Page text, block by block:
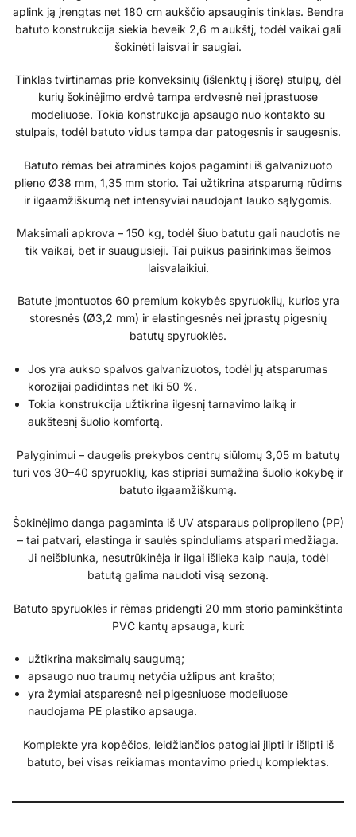
aplink ją įrengtas net 180 cm aukščio apsauginis tinklas. Bendra
batuto konstrukcija siekia beveik 2,6 m aukštį, todėl vaikai gali
šokinėti laisvai ir saugiai.
Tinklas tvirtinamas prie konveksinių (išlenktų į išorę) stulpų, dėl
kurių šokinėjimo erdvė tampa erdvesnė nei įprastuose
modeliuose. Tokia konstrukcija apsaugo nuo kontakto su
stulpais, todėl batuto vidus tampa dar patogesnis ir saugesnis.
Batuto rėmas bei atraminės kojos pagaminti iš galvanizuoto
plieno Ø38 mm, 1,35 mm storio. Tai užtikrina atsparumą rūdims
ir ilgaamžiškumą net intensyviai naudojant lauko sąlygomis.
Maksimali apkrova – 150 kg, todėl šiuo batutu gali naudotis ne
tik vaikai, bet ir suaugusieji. Tai puikus pasirinkimas šeimos
laisvalaikiui.
Batute įmontuotos 60 premium kokybės spyruoklių, kurios yra
storesnės (Ø3,2 mm) ir elastingesnės nei įprastų pigesnių
batutų spyruoklės.
Jos yra aukso spalvos galvanizuotos, todėl jų atsparumas
korozijai padidintas net iki 50 %.
Tokia konstrukcija užtikrina ilgesnį tarnavimo laiką ir
aukštesnį šuolio komfortą.
Palyginimui – daugelis prekybos centrų siūlomų 3,05 m batutų
turi vos 30–40 spyruoklių, kas stipriai sumažina šuolio kokybę ir
batuto ilgaamžiškumą.
Šokinėjimo danga pagaminta iš UV atsparaus polipropileno (PP)
– tai patvari, elastinga ir saulės spinduliams atspari medžiaga.
Ji neišblunka, nesutrūkinėja ir ilgai išlieka kaip nauja, todėl
batutą galima naudoti visą sezoną.
Batuto spyruoklės ir rėmas pridengti 20 mm storio paminkštinta
PVC kantų apsauga, kuri:
užtikrina maksimalų saugumą;
apsaugo nuo traumų netyčia užlipus ant krašto;
yra žymiai atsparesnė nei pigesniuose modeliuose
naudojama PE plastiko apsauga.
Komplekte yra kopėčios, leidžiančios patogiai įlipti ir išlipti iš
batuto, bei visas reikiamas montavimo priedų komplektas.